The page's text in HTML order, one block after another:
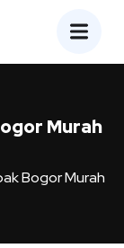
Murah
Bogor Murah